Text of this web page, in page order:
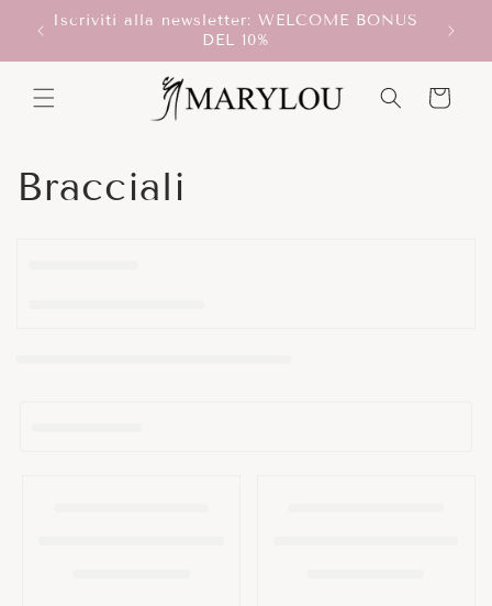
direttamente
Iscriviti alla newsletter: WELCOME BONUS
DEL 10%
Carrello
C
Bracciali